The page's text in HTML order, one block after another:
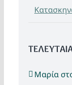
Μαρία